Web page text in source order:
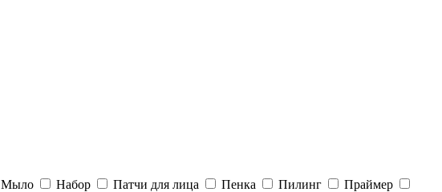
Мыло Набор Патчи для лица Пенка Пилинг
Праймер